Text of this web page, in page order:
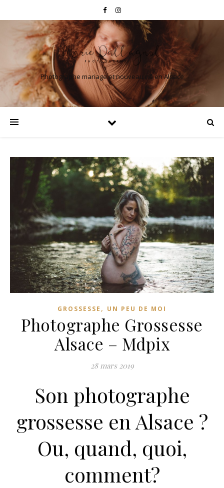
Photographe mariage et nouveau né en Alsace
GROSSESSE , UN PEU DE MOI
Photographe Grossesse
Alsace – Mdpix
28 mars 2019
Son photographe
grossesse en Alsace ?
Ou, quand, quoi,
comment?